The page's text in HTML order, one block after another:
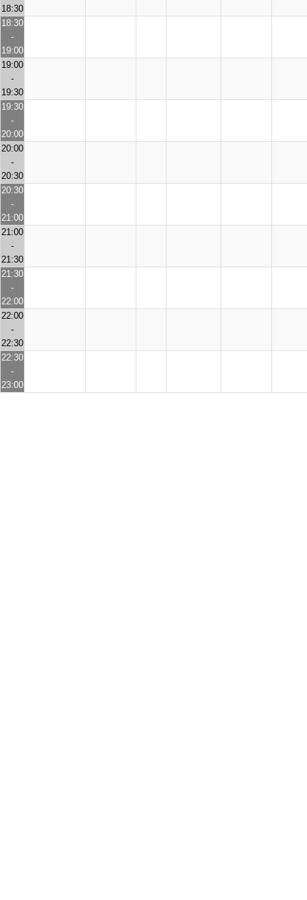
18:30
18:30
-
19:00
19:00
-
19:30
19:30
-
20:00
20:00
-
20:30
20:30
-
21:00
21:00
-
21:30
21:30
-
22:00
22:00
-
22:30
22:30
-
23:00